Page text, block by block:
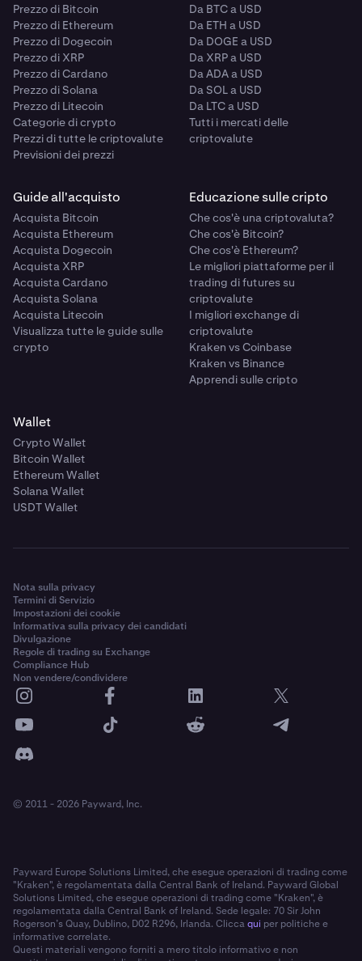
Prezzo di Bitcoin
Prezzo di Ethereum
Prezzo di Dogecoin
Prezzo di XRP
Prezzo di Cardano
Prezzo di Solana
Prezzo di Litecoin
Categorie di crypto
Prezzi di tutte le criptovalute
Previsioni dei prezzi
Da BTC a USD
Da ETH a USD
Da DOGE a USD
Da XRP a USD
Da ADA a USD
Da SOL a USD
Da LTC a USD
Tutti i mercati delle
criptovalute
Guide all'acquisto
Acquista Bitcoin
Acquista Ethereum
Acquista Dogecoin
Acquista XRP
Acquista Cardano
Acquista Solana
Acquista Litecoin
Visualizza tutte le guide sulle
crypto
Educazione sulle cripto
Che cos'è una criptovaluta?
Che cos'è Bitcoin?
Che cos'è Ethereum?
Le migliori piattaforme per il
trading di futures su
criptovalute
I migliori exchange di
criptovalute
Kraken vs Coinbase
Kraken vs Binance
Apprendi sulle cripto
Wallet
Crypto Wallet
Bitcoin Wallet
Ethereum Wallet
Solana Wallet
USDT Wallet
Nota sulla privacy
Termini di Servizio
Impostazioni dei cookie
Informativa sulla privacy dei candidati
Divulgazione
Regole di trading su Exchange
Compliance Hub
Non vendere/condividere
© 2011 - 2026 Payward, Inc.
Payward Europe Solutions Limited, che esegue operazioni di trading come
"Kraken", è regolamentata dalla Central Bank of Ireland. Payward Global
Solutions Limited, che esegue operazioni di trading come "Kraken", è
regolamentata dalla Central Bank of Ireland. Sede legale: 70 Sir John
Rogerson’s Quay, Dublino, D02 R296, Irlanda. Cliccaqui per politiche e
informative correlate.
Questi materiali vengono forniti a mero titolo informativo e non